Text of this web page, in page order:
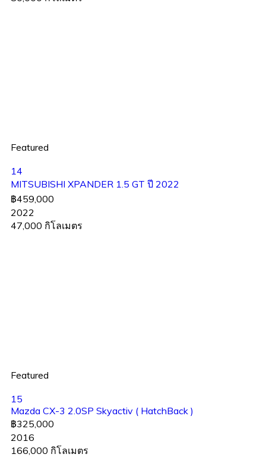
Featured
14
MITSUBISHI XPANDER 1.5 GT ปี 2022
฿459,000
2022
47,000 กิโลเมตร
Featured
15
Mazda CX-3 2.0SP Skyactiv ( HatchBack )
฿325,000
2016
166,000 กิโลเมตร